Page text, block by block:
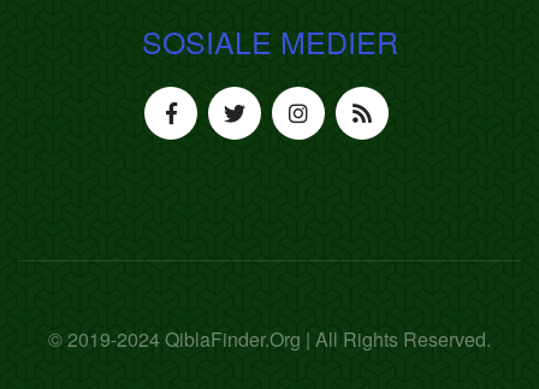
SOSIALE MEDIER
© 2019-2024 QiblaFinder.Org | All Rights Reserved.